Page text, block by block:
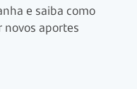
e saiba como
novos aportes